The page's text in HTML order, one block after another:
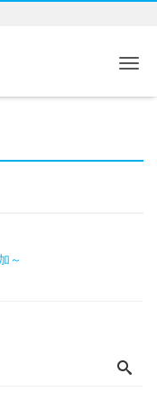
～